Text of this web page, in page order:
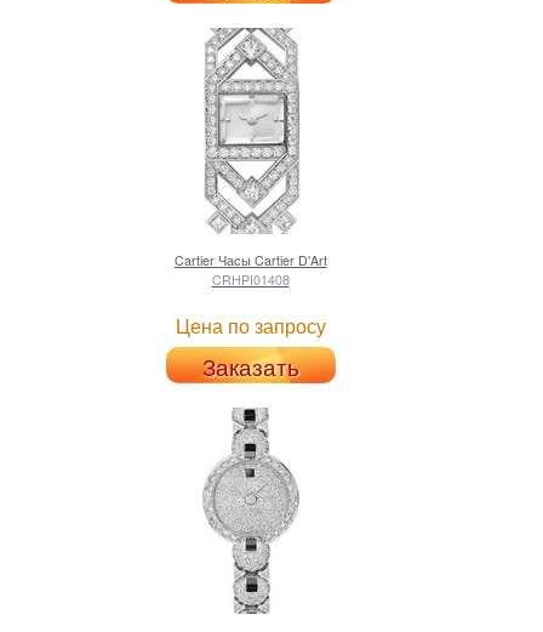
Cartier Часы Cartier D'Art
CRHPI01408
Цена по запросу
Заказать